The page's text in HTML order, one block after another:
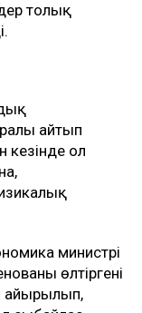
толық
айтып
кезінде ол
министрі
өлтіргені
айырылып,